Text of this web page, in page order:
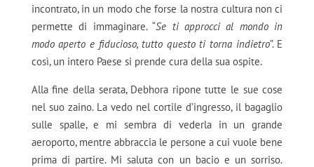
incontrato, in un modo che forse la nostra cultura non ci
permette di immaginare. “Se ti approcci al mondo in
modo aperto e fiducioso, tutto questo ti torna indietro”. E
così, un intero Paese si prende cura della sua ospite.
Alla fine della serata, Debhora ripone tutte le sue cose
nel suo zaino. La vedo nel cortile d’ingresso, il bagaglio
sulle spalle, e mi sembra di vederla in un grande
aeroporto, mentre abbraccia le persone a cui vuole bene
prima di partire. Mi saluta con un bacio e un sorriso.